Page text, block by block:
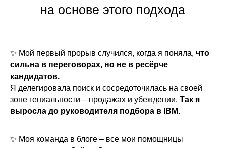
✨ Мой первый прорыв случился, когда я поняла, что
сильна в переговорах, но не в ресёрче
кандидатов.
Я делегировала поиск и сосредоточилась на своей
зоне гениальности – продажах и убеждении. Так я
выросла до руководителя подбора в IBM.
✨ Моя команда в блоге – все мои помощницы
Любые вопросы
Не надо стесняться 😉